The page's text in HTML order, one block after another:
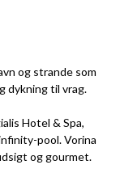
og strande som
dykning til vrag.
Hotel & Spa,
pool. Vorina
og gourmet.